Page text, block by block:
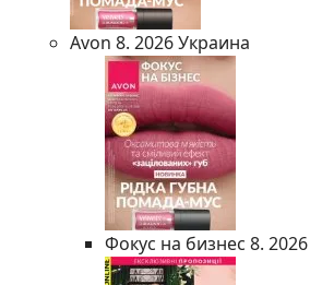
Avon 8. 2026 Украина
Фокус на бизнес 8. 2026